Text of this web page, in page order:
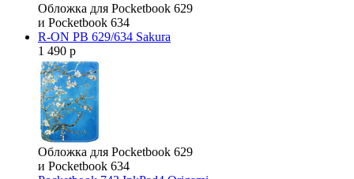
Обложка для Pocketbook 629
и Pocketbook 634
R-ON PB 629/634 Sakura
1 490 р
Обложка для Pocketbook 629
и Pocketbook 634